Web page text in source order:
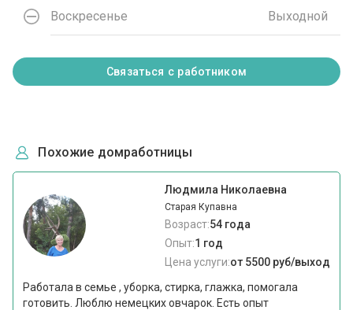
Воскресенье Выходной
Связаться с работником
Похожие домработницы
Людмила Николаевна
Старая Купавна
Возраст:54 года
Опыт:1 год
Цена услуги:от 5500 руб/выход
Работала в семье , уборка, стирка, глажка, помогала
готовить. Люблю немецких овчарок. Есть опыт